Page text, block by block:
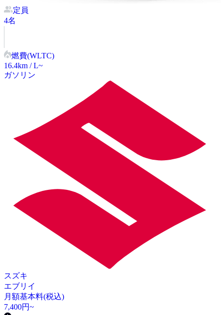
定員
4名
燃費(WLTC)
16.4km / L~
ガソリン
スズキ
エブリイ
月額基本料(税込)
7,400円~